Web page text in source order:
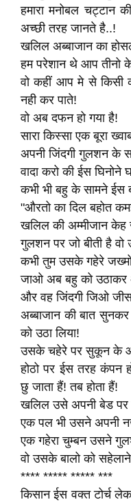
हमारा मनोबल चट्टान
अच्छी तरह जानते है..!
खलिल अब्बाजान का
हम परेशान थे आप तीनो
वो कहीं आप मे से किसी
नही कर पाते!
वो अब दफन हो गया है!
सारा किस्सा एक बूरा
अपनी जिंदगी गुलशन के
वादा करो की ईस घिनोने
कभी भी बहु के सामने ईस
"औरतो का दिल बहोत
खलिल की अम्मीजान केह
गुलशन पर जो बीती है
कभी तुम उसके गहेरे
जाओ अब बहु को
और वह जिंदगी जिओ
अब्बाजान की बात
को उठा लिया!
उसके चहेरे पर सुकून के
होठो पर ईस तरह कंपन
छु जाता हैं! तब होता हैं!
खलिल उसे अपनी बेड
एक पल भी उसने अपनी
एक गहेरा चुम्बन उसने
वो उसके बालो को
**** ***** ***** ***
किसान ईस वक्त टोर्च